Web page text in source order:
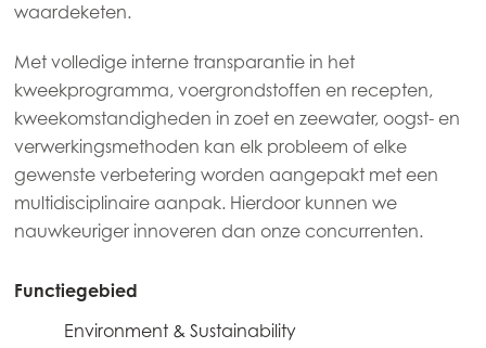
waardeketen.
Met volledige interne transparantie in het
kweekprogramma, voergrondstoffen en recepten,
kweekomstandigheden in zoet en zeewater, oogst- en
verwerkingsmethoden kan elk probleem of elke
gewenste verbetering worden aangepakt met een
multidisciplinaire aanpak. Hierdoor kunnen we
nauwkeuriger innoveren dan onze concurrenten.
Functiegebied
Environment & Sustainability